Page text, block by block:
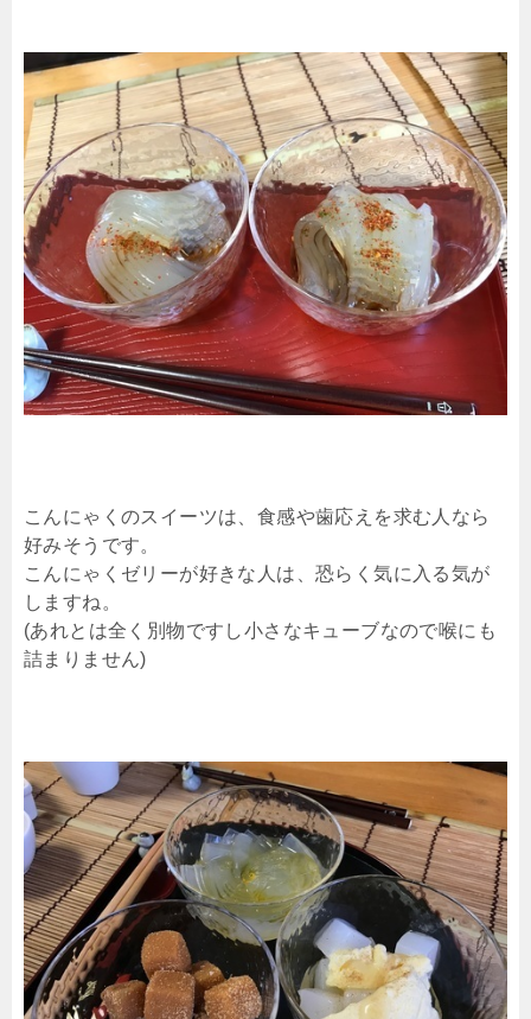
こんにゃくのスイーツは、食感や歯応えを求む人なら
好みそうです。
こんにゃくゼリーが好きな人は、恐らく気に入る気が
しますね。
(あれとは全く別物ですし小さなキューブなので喉にも
詰まりません)